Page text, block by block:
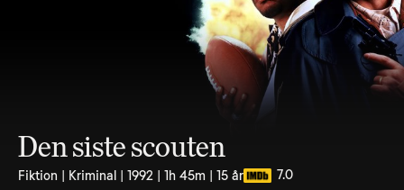
Den siste scouten
Fiktion | Kriminal | 1992 | 1h 45m | 15 år 7.0